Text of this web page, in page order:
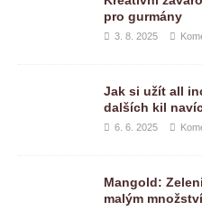
pro gurmány
3. 8. 2025
Jak si užít all
dalších kil
6. 6. 2025
Mangold:
malým